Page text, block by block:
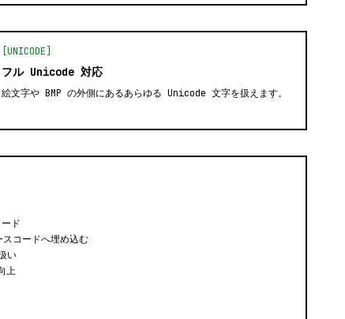
[UNICODE]
フル Unicode 対応
絵文字や BMP の外側にあるあらゆる Unicode 文字を扱えます。
ド
コードへ埋め込む
い
上